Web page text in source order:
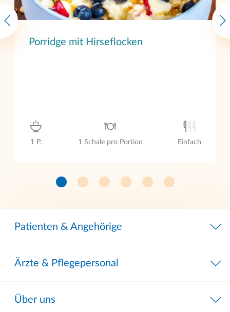
Porridge mit Hirseflocken
1 P. 1 Schale pro Portion Einfach
Patienten & Angehörige
Ärzte & Pflegepersonal
Über uns